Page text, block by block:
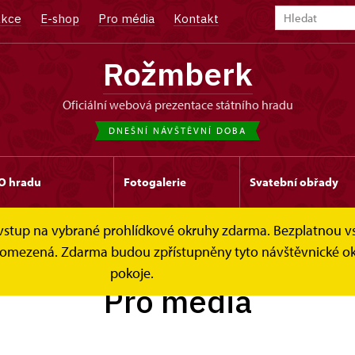
E-shop Pro média Kontakt
Rožmberk
oficiální webová prezentace státního hradu
DNEŠNÍ NÁVŠTĚVNÍ DOBA
hradu Fotogalerie Svatební obřady
na vybrané prohlídkové okruhy zdarma. Bezplatnou
Zdarma budou zpřístupněny tyto návštěvnické
pokoje.
Pro média